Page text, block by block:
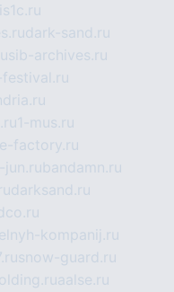
dark-sand.ru
sib-archives.ru
1-mus.ru
factory.ru
jun.rubandamn.ru
darksand.ru
kompanij.ru
snow-guard.ru
aalse.ru